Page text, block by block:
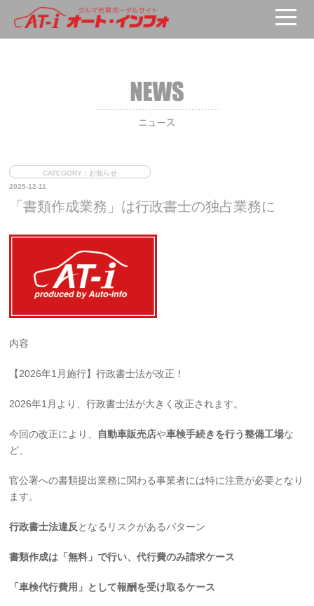
>ニュース> 「書類作成業務」は行政書士の独占業務に
CATEGORY：お知らせ
2025-12-11
「書類作成業務」は行政書士の独占業務に
内容
【2026年1月施行】行政書士法が改正！
2026年1月より、行政書士法が大きく改正されます。
今回の改正により、 自動車販売店や車検手続きを行う整備工場な
ど、
官公署への書類提出業務に関わる事業者には特に注意が必要となり
ます。
行政書士法違反となるリスクがあるパターン
書類作成は「無料」で行い、代行費のみ請求ケース
「車検代行費用」として報酬を受け取るケース